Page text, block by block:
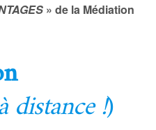
» de la Médiation
distance !)